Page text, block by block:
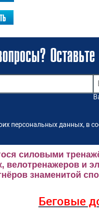
персональных данных, в
силовыми
велотренажеров и
знаменитой
Беговые